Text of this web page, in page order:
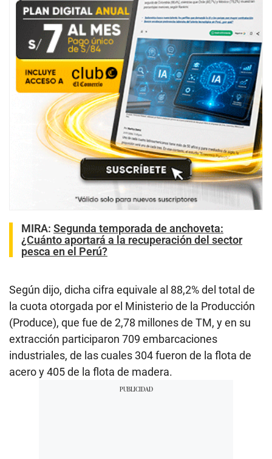
MIRA: Segunda temporada de anchoveta:
¿Cuánto aportará a la recuperación del sector
pesca en el Perú?
Según dijo, dicha cifra equivale al 88,2% del total de
la cuota otorgada por el Ministerio de la Producción
(Produce), que fue de 2,78 millones de TM, y en su
extracción participaron 709 embarcaciones
industriales, de las cuales 304 fueron de la flota de
acero y 405 de la flota de madera.